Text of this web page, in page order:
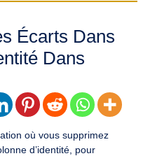
Écarts Dans
Dans
où vous supprimez
d’identité, pour